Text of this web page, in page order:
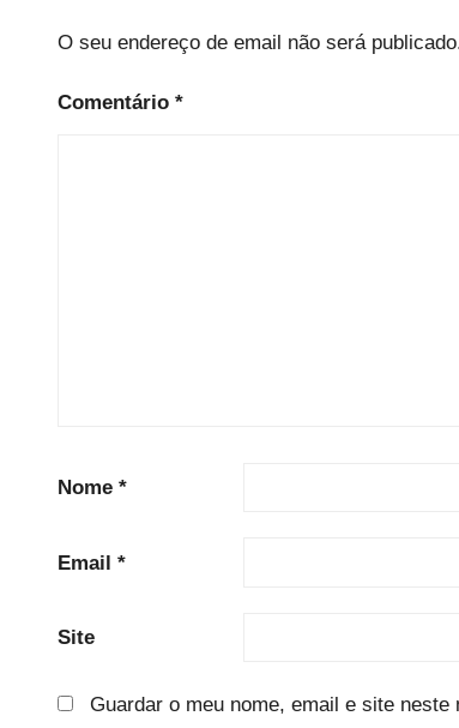
i
e
O seu endereço de email não será
Comentário *
Nome *
Email *
Site
Guardar o meu nome, email e site